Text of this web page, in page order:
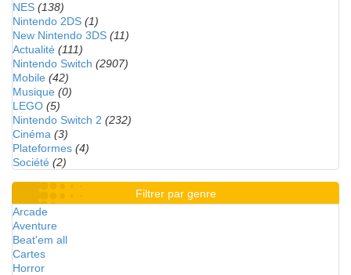
NES (138)
Nintendo 2DS (1)
New Nintendo 3DS (11)
Actualité (111)
Nintendo Switch (2907)
Mobile (42)
Musique (0)
LEGO (5)
Nintendo Switch 2 (232)
Cinéma (3)
Plateformes (4)
Société (2)
Filtrer par genre
Arcade
Aventure
Beat'em all
Cartes
Horror